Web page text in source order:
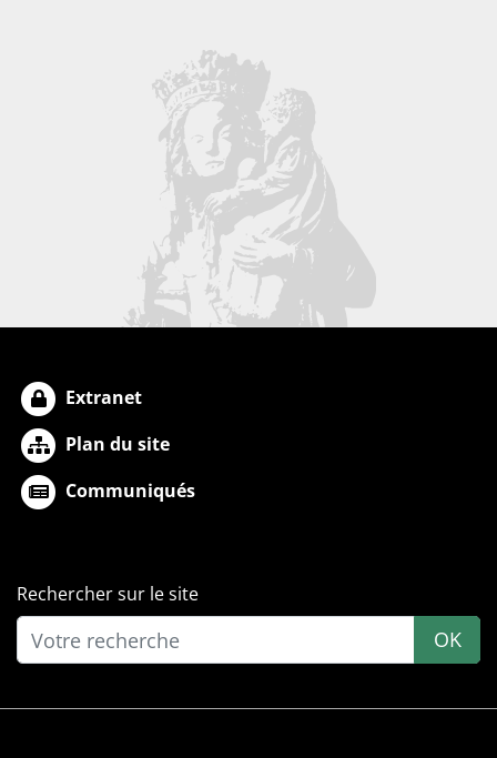
Extranet
Plan du site
Communiqués
Rechercher sur le site
OK